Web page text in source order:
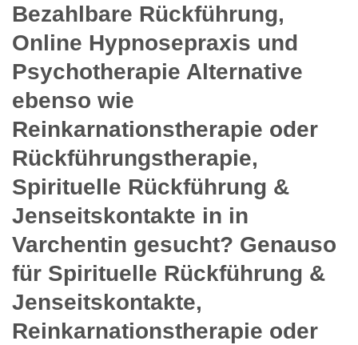
Bezahlbare Rückführung,
Online Hypnosepraxis und
Psychotherapie Alternative
ebenso wie
Reinkarnationstherapie oder
Rückführungstherapie,
Spirituelle Rückführung &
Jenseitskontakte in in
Varchentin gesucht? Genauso
für Spirituelle Rückführung &
Jenseitskontakte,
Reinkarnationstherapie oder